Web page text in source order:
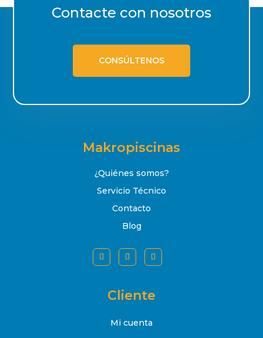
Contacte con nosotros
CONSÚLTENOS
Makropiscinas
¿Quiénes somos?
Servicio Técnico
Contacto
Blog
Cliente
Mi cuenta